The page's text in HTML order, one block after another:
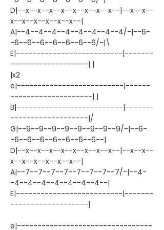
D|--x--x--x--x--x--x--x--x--|--x--x--
x--x--x--x--x--x--|
A|--4--4--4--4--4--4--4--4/-|--6-
-6--6--6--6--6--6--6/-|\
E|--------------------------|-------
-------------------| |
|x2
e|--------------------------|------
--------------------| |
B|--------------------------|-------
-------------------|/
G|--9--9--9--9--9--9--9--9/-|--6-
-6--6--6--6--6--6--6--|
D|--x--x--x--x--x--x--x--x--|--x--x--
x--x--x--x--x--x--|
A|--7--7--7--7--7--7--7--7/-|--4-
-4--4--4--4--4--4--4--|
E|--------------------------|-------
-------------------|
e|---------------------------------